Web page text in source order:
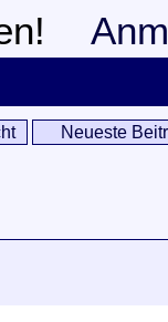
Neueste